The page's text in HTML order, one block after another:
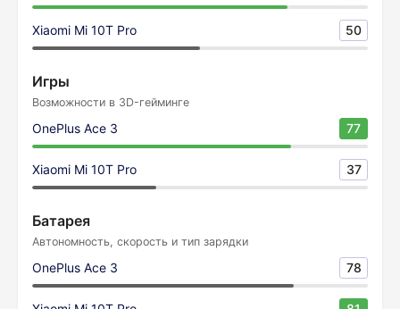
Xiaomi Mi 10T Pro 50
Игры
Возможности в 3D-гейминге
OnePlus Ace 3 77
Xiaomi Mi 10T Pro 37
Батарея
Автономность, скорость и тип зарядки
OnePlus Ace 3 78